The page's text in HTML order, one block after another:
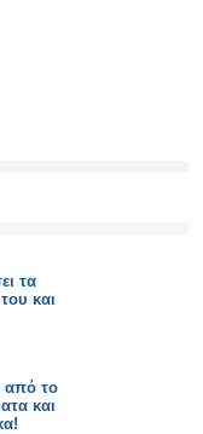
τα
και
από το
και